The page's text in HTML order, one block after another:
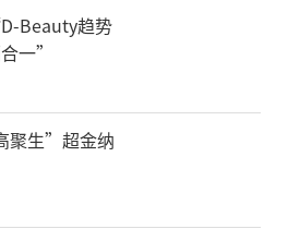
Beauty趋势
一”
聚生”超金纳